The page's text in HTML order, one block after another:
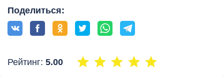
Поделиться:
Рейтинг: 5.00